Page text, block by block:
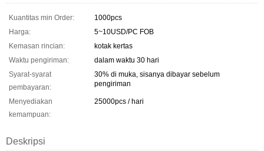
Kuantitas min Order:
1000pcs
Harga:
5~10USD/PC FOB
Kemasan rincian:
kotak kertas
Waktu pengiriman:
dalam waktu 30 hari
Syarat-syarat
pembayaran:
30% di muka, sisanya dibayar sebelum
pengiriman
Menyediakan
kemampuan:
25000pcs / hari
Deskripsi